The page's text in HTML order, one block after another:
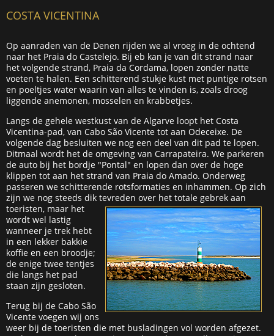
COSTA VICENTINA
Op aanraden van de Denen rijden we al vroeg in de ochtend
naar het Praia do Castelejo. Bij eb kan je van dit strand naar
het volgende strand, Praia da Cordama, lopen zonder natte
voeten te halen. Een schitterend stukje kust met puntige rotsen
en poeltjes water waarin van alles te vinden is, zoals droog
liggende anemonen, mosselen en krabbetjes.
Langs de gehele westkust van de Algarve loopt het Costa
Vicentina-pad, van Cabo São Vicente tot aan Odeceixe. De
volgende dag besluiten we nog een deel van dit pad te lopen.
Ditmaal wordt het de omgeving van Carrapateira. We parkeren
de auto bij het bordje "Pontal" en lopen dan over de hoge
klippen tot aan het strand van Praia do Amado. Onderweg
passeren we schitterende rotsformaties en inhammen. Op zich
zijn we nog steeds dik tevreden over het totale gebrek aan
toeristen, maar het
wordt wel lastig
wanneer je trek hebt
in een lekker bakkie
koffie en een broodje;
de enige twee tentjes
die langs het pad
staan zijn gesloten.
Terug bij de Cabo São
Vicente voegen wij ons
weer bij de toeristen die met busladingen vol worden afgezet.